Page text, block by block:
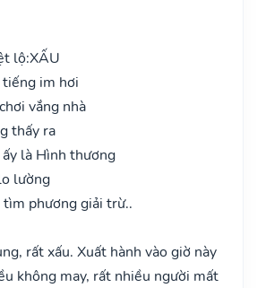
lộ:XẤU
im hơi
vắng nhà
thấy ra
là Hình thương
lường
phương giải trừ..
rất xấu. Xuất hành vào giờ này
không may, rất nhiều người mất